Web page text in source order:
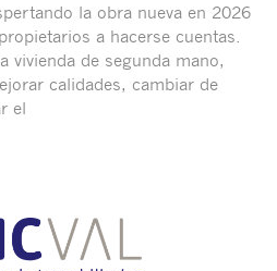
la obra nueva en 2026
a hacerse cuentas.
vivienda de segunda mano,
calidades, cambiar de
el